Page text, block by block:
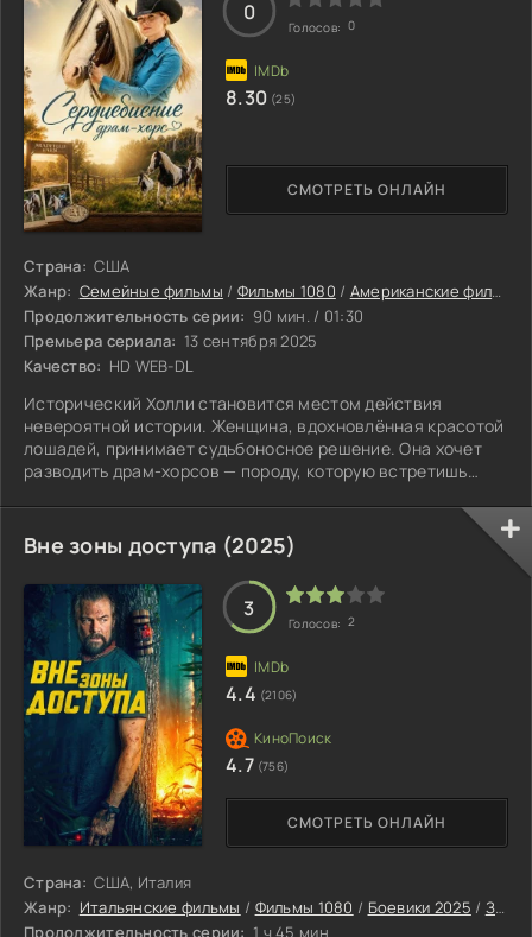
Страна: США
Жанр: Семейные фильмы / Фильмы 1080 / Американские фильмы
Продолжительность серии: 90 мин. / 01:30
Премьера сериала: 13 сентября 2025
Качество: HD WEB-DL
Исторический Холли становится местом действия
невероятной истории. Женщина, вдохновлённая красотой
лошадей, принимает судьбоносное решение. Она хочет
разводить драм-хорсов — породу, которую встретишь
успеха в этом деле. Стартовой точкой служит покупка
жеребца. С этого приобретения и начинается ферма
«Брэдфилд Фармс». Время идёт, вложения окупаются.
Главный конь по кличке Би-Эйч Спектакьюлар выделяется
среди прочих и добивается выдающихся
СМОТРЕТЬ ОНЛАЙН
0
Голосов: 0
8.30 (25)
Вне зоны доступа (2025)
Страна: США, Италия
Жанр: Итальянские фильмы / Фильмы 1080 / Боевики 2025 / Зарубежные фильмы 2025
Продолжительность серии: 1 ч 45 мин
СМОТРЕТЬ ОНЛАЙН
3
Голосов: 2
4.4 (2106)
4.7 (756)